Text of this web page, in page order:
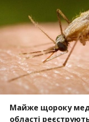
Майже щороку
області